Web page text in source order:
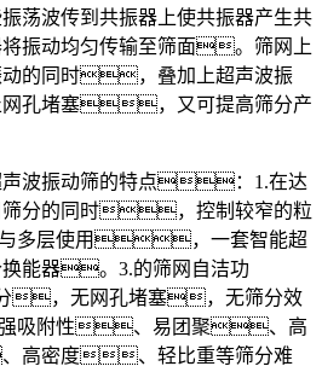
波传到共振器上使共振器产生共
振动均匀传输至筛面。筛网上
动的同时，叠加上超声波振
孔堵塞，又可提高筛分产
波振动筛的特点：1.在达
分的同时，控制较窄的粒
多层使用，一套智能超
换能器。3.的筛网自洁功
，无网孔堵塞，无筛分效
强吸附性、易团聚、高
高密度、轻比重等筛分难